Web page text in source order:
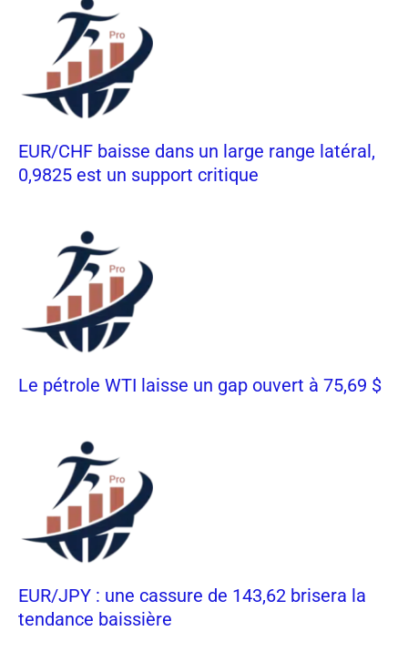
EUR/CHF baisse dans un large range latéral,
0,9825 est un support critique
Le pétrole WTI laisse un gap ouvert à 75,69 $
EUR/JPY : une cassure de 143,62 brisera la
tendance baissière